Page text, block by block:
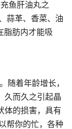
鱼肝油丸之
蒜革、香菜、油
脂肪内才能吸
随着年龄增长，
久而久之引起晶
体的损害，具有
帮你的忙，各种